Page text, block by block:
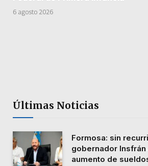
6 agosto 2026
Últimas Noticias
Formosa: sin
gobernador Insfrán
aumento de